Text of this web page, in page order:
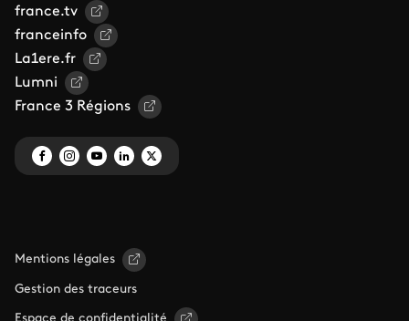
france.tv
franceinfo
La1ere.fr
Lumni
France 3 Régions
Mentions légales
Gestion des traceurs